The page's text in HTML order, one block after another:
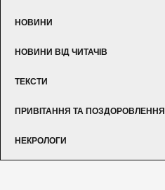
НОВИНИ
НОВИНИ ВІД ЧИТАЧІВ
ТЕКСТИ
ПРИВІТАННЯ ТА ПОЗДОРОВЛЕННЯ
НЕКРОЛОГИ